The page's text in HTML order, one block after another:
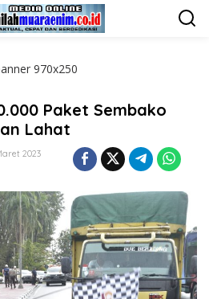
Paket Sembako
Lahat
2023